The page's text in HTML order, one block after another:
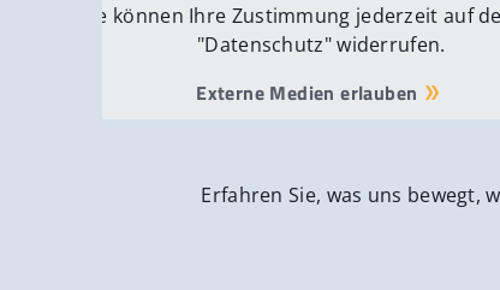
Sie können Ihre Zustimmung jederzeit auf
"Datenschutz" widerrufen.
Externe Medien erlauben
Erfahren Sie, was uns